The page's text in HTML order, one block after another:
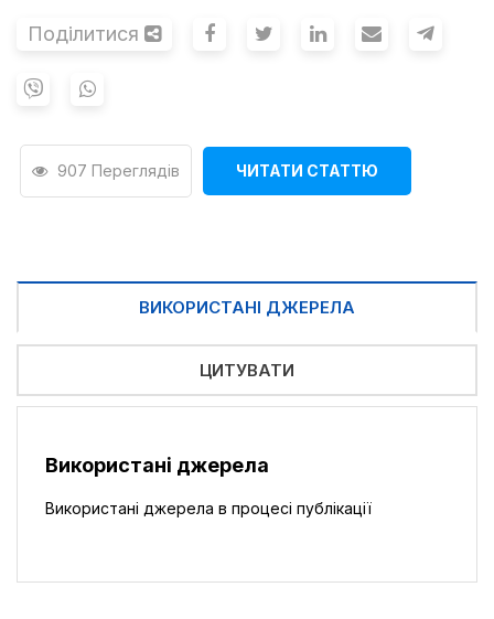
Поділитися
907 Переглядів ЧИТАТИ СТАТТЮ
ВИКОРИСТАНІ ДЖЕРЕЛА
ЦИТУВАТИ
Використані джерела
Використані джерела в процесі публікації